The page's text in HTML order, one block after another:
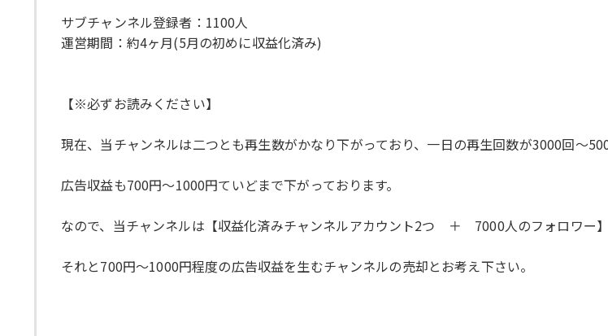
サブチャンネル登録者：1100人
運営期間：約4ヶ月(5月の初めに収益化済み)
【※必ずお読みください】
現在、当チャンネルは二つとも再生数がかなり下がっており、一日の再生回数が3000回～
広告収益も700円～1000円ていどまで下がっております。
なので、当チャンネルは【収益化済みチャンネルアカウント2つ ＋ 7000人のフォロワー】
それと700円～1000円程度の広告収益を生むチャンネルの売却とお考え下さい。